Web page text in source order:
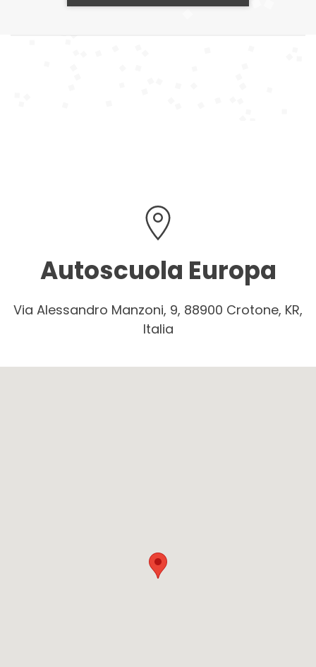
Autoscuola Europa
Via Alessandro Manzoni, 9, 88900 Crotone, KR,
Italia